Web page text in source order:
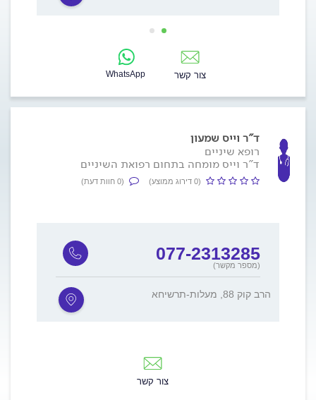
צור קשר WhatsApp
ד"ר וייס שמעון
רופא שיניים
ד"ר וייס מומחה בתחום רפואת השיניים
(0 דירוג ממוצע) (0 חוות דעת)
077-2313285
(מספר מקשר)
הרב קוק 88, מעלות-תרשיחא
צור קשר